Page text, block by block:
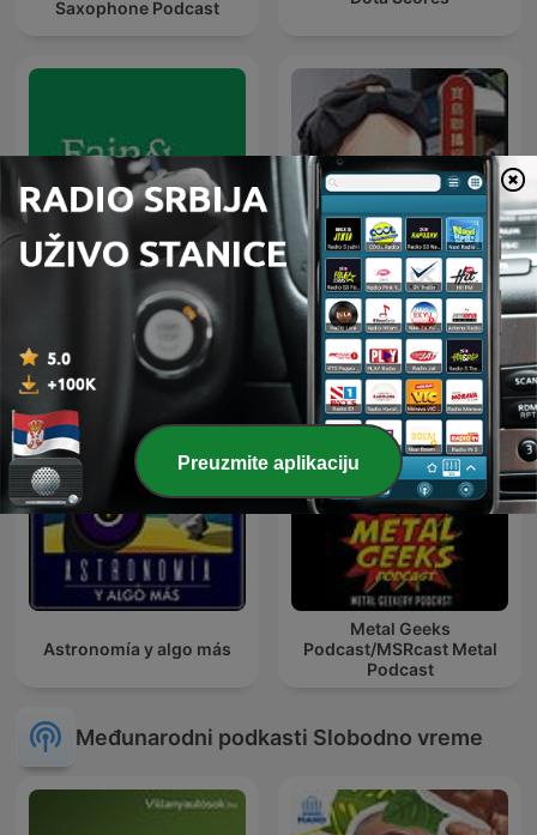
Saxophone Podcast
Fain & Simplu Podcast
傾聽夏天-聽音占卜-
Summer-大千電台
Astronomía y algo más
Metal Geeks
Podcast/MSRcast Metal
Podcast
Međunarodni podkasti Slobodno vreme
Preuzmite aplikaciju